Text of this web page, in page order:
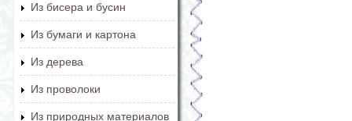
Из бисера и бусин
Из бумаги и картона
Из дерева
Из проволоки
Из природных материалов